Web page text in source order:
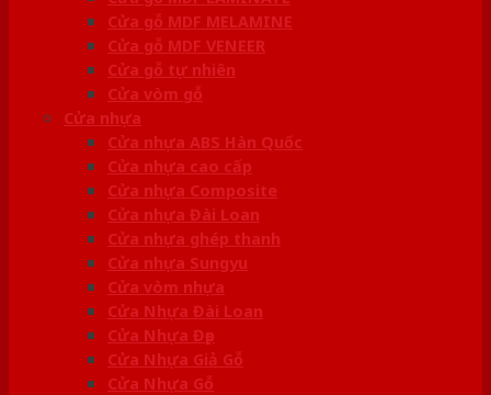
Cửa gỗ MDF MELAMINE
Cửa gỗ MDF VENEER
Cửa gỗ tự nhiên
Cửa vòm gỗ
Cửa nhựa
Cửa nhựa ABS Hàn Quốc
Cửa nhựa cao cấp
Cửa nhựa Composite
Cửa nhựa Đài Loan
Cửa nhựa ghép thanh
Cửa nhựa Sungyu
Cửa vòm nhựa
Cửa Nhựa Đài Loan
Cửa Nhựa Đẹp
Cửa Nhựa Giả Gỗ
Cửa Nhựa Gỗ